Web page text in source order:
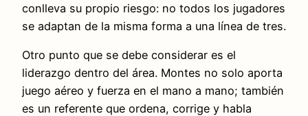
conlleva su propio riesgo: no todos los jugadores
se adaptan de la misma forma a una línea de tres.
Otro punto que se debe considerar es el
liderazgo dentro del área. Montes no solo aporta
juego aéreo y fuerza en el mano a mano; también
es un referente que ordena, corrige y habla